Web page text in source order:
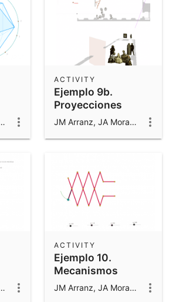
M Sada y R Losada
Ejemplo 9b.
Proyecciones
ACTIVITY
JM Arranz, JA Mora, M Sada y R Losada
M Sada y R Losada
Ejemplo 10.
Mecanismos
ACTIVITY
JM Arranz, JA Mora, M Sada y R Losada